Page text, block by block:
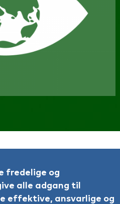
fredelige og
alle adgang til
effektive, ansvarlige og